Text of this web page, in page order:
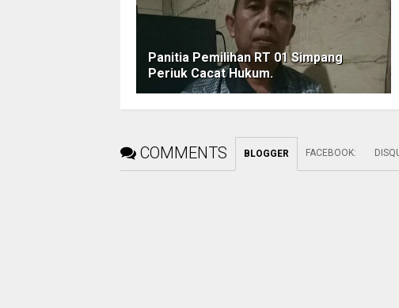
Panitia Pemilihan RT 01 Simpang
Periuk Cacat Hukum.
COMMENTS BLOGGER FACEBOOK: